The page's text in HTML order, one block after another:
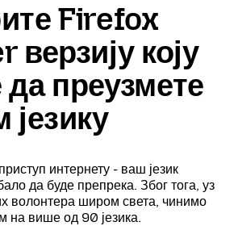
Firefox
верзију коју
преузмете
језику
интернету - ваш језик
да буде препрека. Због тога, уз
волонтера широм света, чинимо
на више од 90 језика.